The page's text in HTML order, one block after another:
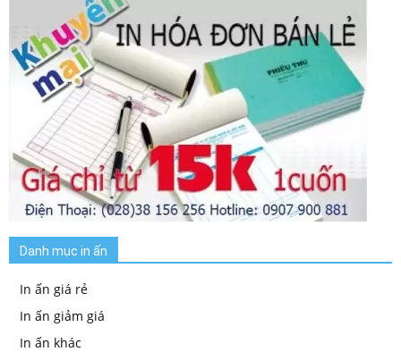
Danh mục in ấn
In ấn giá rẻ
In ấn giảm giá
In ấn khác